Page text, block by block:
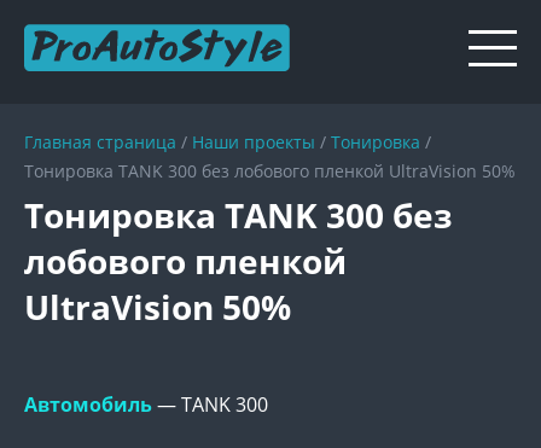
Главная страница / Наши проекты / Тонировка /
Тонировка TANK 300 без лобового пленкой UltraVision 50%
Тонировка TANK 300 без
лобового пленкой
UltraVision 50%
Автомобиль— TANK 300